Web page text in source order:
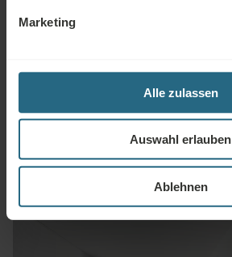
Marketing
Alle zulassen
Auswahl erlauben
Ablehnen
SERVICES GEG. GEBÜHR